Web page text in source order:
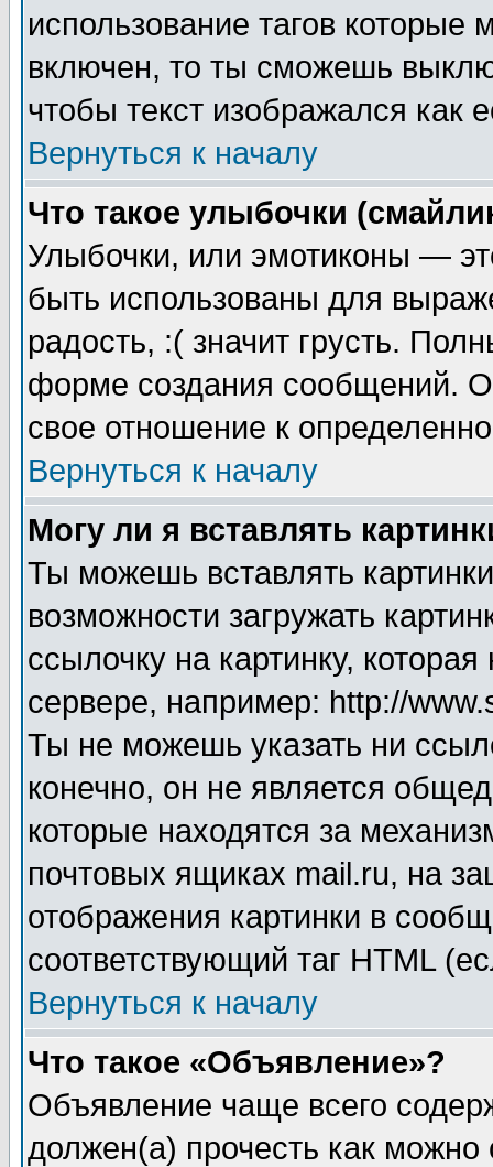
использование тагов
включен, то ты сможешь
чтобы текст изображался как
Вернуться к началу
Что такое улыбочки
Улыбочки, или эмотиконы —
быть использованы для
радость, :( значит грусть.
форме создания сообщений.
свое отношение к
Вернуться к началу
Могу ли я вставлять
Ты можешь вставлять
возможности загружать
ссылочку на картинку,
сервере, например: http://
Ты не можешь указать ни
конечно, он не является
которые находятся за
почтовых ящиках mail.ru, на
отображения картинки в
соответствующий таг HTML
Вернуться к началу
Что такое «Объявление»?
Объявление чаще всего
должен(а) прочесть как